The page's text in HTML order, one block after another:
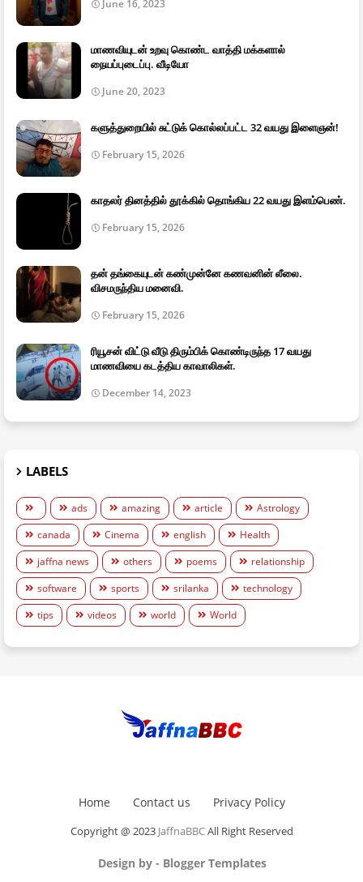
June 16, 2023
மாணவியுடன் உறவு கொண்ட வாத்தி மக்களால்
நையப்புடைப்பு. வீடியோ
June 20, 2023
களுத்துறையில் சுட்டுக் கொல்லப்பட்ட 32 வயது இளைஞன்!
February 15, 2026
காதலர் தினத்தில் தூக்கில் தொங்கிய 22 வயது இளம்பெண்.
February 15, 2026
தன் தங்கையுடன் கண்முன்னே கணவனின் லீலை.
விசமருந்திய மனைவி.
February 15, 2026
ரியூசன் விட்டு வீடு திரும்பிக் கொண்டிருந்த 17 வயது
மாணவியை கடத்திய காவாலிகள்.
December 14, 2023
LABELS
ads amazing article
Astrology
canada
Cinema english
Health
jaffna news
others poems
relationship
software
sports srilanka
technology
tips
videos world World
Home Contact us Privacy Policy
Copyright @ 2023 JaffnaBBCAll Right Reserved
Design by - Blogger Templates